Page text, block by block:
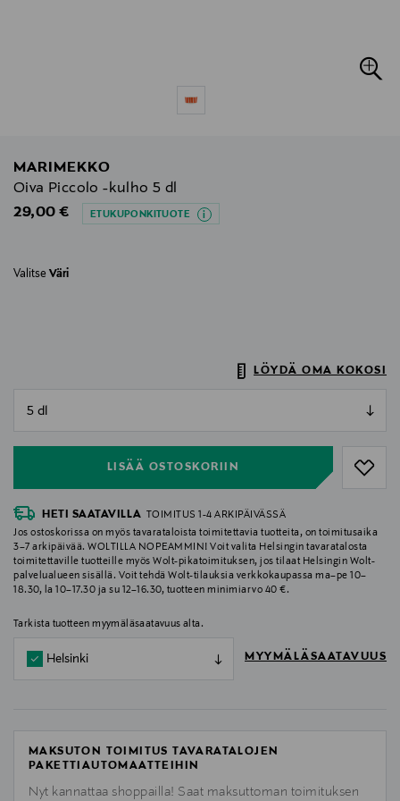
MARIMEKKO
Oiva Piccolo -kulho 5 dl
Original Price
29,00 € ETUKUPONKITUOTE
Valitse Väri
LÖYDÄ OMA KOKOSI
LISÄÄ OSTOSKORIIN
HETI SAATAVILLA
TOIMITUS 1-4 ARKIPÄIVÄSSÄ
Jos ostoskorissa on myös tavarataloista toimitettavia tuotteita, on toimitusaika
3–7 arkipäivää. WOLTILLA NOPEAMMIN! Voit valita Helsingin tavaratalosta
toimitettaville tuotteille myös Wolt-pikatoimituksen, jos tilaat Helsingin Wolt-
palvelualueen sisällä. Voit tehdä Wolt-tilauksia verkkokaupassa ma–pe 10–
18.30, la 10–17.30 ja su 12–16.30, tuotteen minimiarvo 40 €.
Tarkista tuotteen myymäläsaatavuus alta.
Helsinki MYYMÄLÄSAATAVUUS
MAKSUTON TOIMITUS TAVARATALOJEN
PAKETTIAUTOMAATTEIHIN
Nyt kannattaa shoppailla! Saat maksuttoman toimituksen